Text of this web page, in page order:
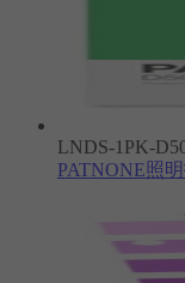
LNDS-1PK-
PATNONE照